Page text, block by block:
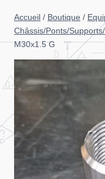
Accueil / Boutique /
Châssis/Ponts/
M30x1.5 G